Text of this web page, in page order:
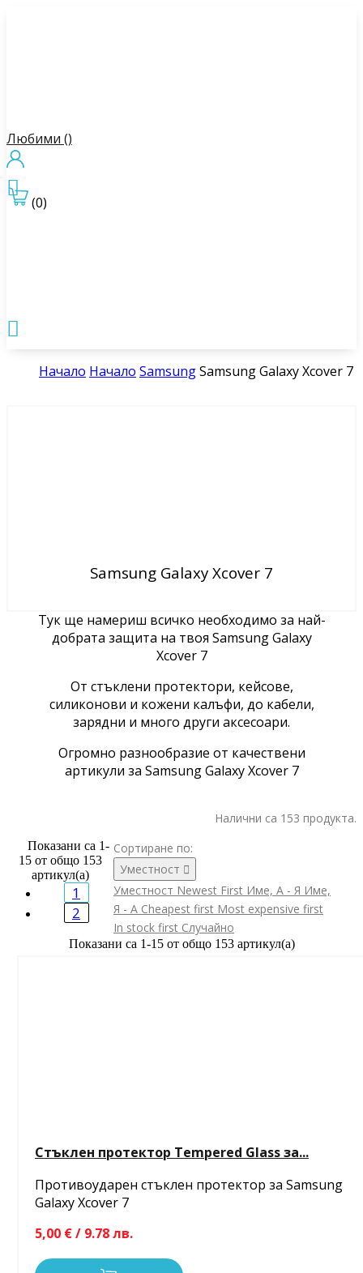
Любими ()
(0)


Начало Начало SamsungSamsung Galaxy Xcover 7
Samsung Galaxy Xcover 7
Тук ще намериш всичко необходимо за най-
добрата защита на твоя Samsung Galaxy
Xcover 7
От стъклени протектори, кейсове,
силиконови и кожени калъфи, до кабели,
зарядни и много други аксесоари.
Огромно разнообразие от качествени
артикули за Samsung Galaxy Xcover 7
Налични са 153 продукта.
Сортиране по:
Уместност 
Уместност Newest First Име, А - Я Име,
Я - А Cheapest first Most expensive first
In stock first Случайно
Показани са 1-15 от общо 153 артикул(а)
Стъклен протектор Tempered Glass за...
Противоударен стъклен протектор за Samsung
Galaxy Xcover 7
5,00 € / 9.78 лв.
Показани са 1-
15 от общо 153
артикул(а)
1
2